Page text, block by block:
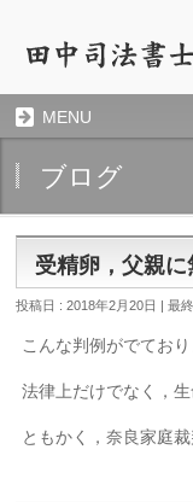
MENU
ブログ
受精卵，父親
投稿日 : 2018年2月20日 最
こんな判例がでてお
法律上だけでなく，
ともかく，奈良家庭裁